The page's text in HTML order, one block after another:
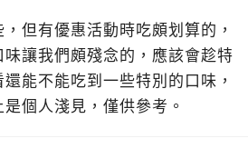
但有優惠活動時吃頗划算的，
讓我們頗殘念的，應該會趁特
能不能吃到一些特別的口味，
個人淺見，僅供參考。